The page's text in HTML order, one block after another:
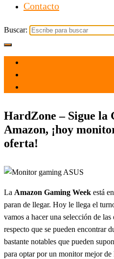
Contacto
Buscar:
HardZone – Sigue la
Amazon, ¡hoy
oferta!
La Amazon Gaming Week está
paran de llegar. Hoy le llega el
vamos a hacer una selección de las
respecto que se pueden encontrar
bastante notables que pueden
para optar por un monitor mejor